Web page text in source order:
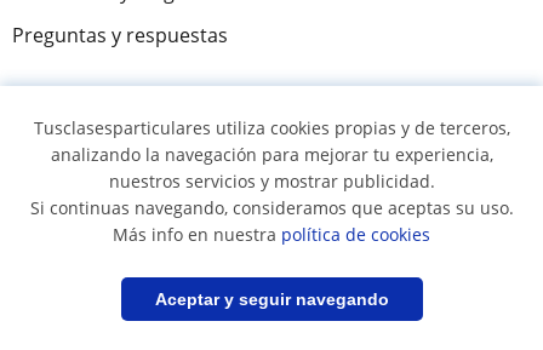
Guardar búsqueda
Preguntas y respuestas
Fantástica★★★★★ 9,5/10
305915opiniones de alumnos
Tusclasesparticulares utiliza cookies propias y de terceros,
analizando la navegación para mejorar tu experiencia,
nuestros servicios y mostrar publicidad.
Si continuas navegando, consideramos que aceptas su uso.
Más info en nuestra política de cookies
Aceptar y seguir navegando